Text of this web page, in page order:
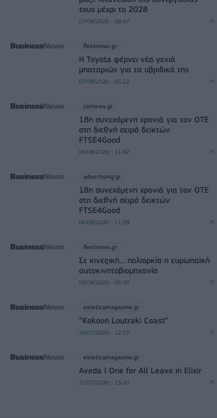
τους μέχρι το 2028
07/08/2026 - 08:47
fleetnews.gr
Η Toyota φέρνει νέα γενιά
μπαταριών για τα υβριδικά της
07/08/2026 - 05:22
csrnews.gr
18η συνεχόμενη χρονιά για τον ΟΤΕ
στη διεθνή σειρά δεικτών
FTSE4Good
06/08/2026 - 11:42
advertising.gr
18η συνεχόμενη χρονιά για τον ΟΤΕ
στη διεθνή σειρά δεικτών
FTSE4Good
06/08/2026 - 11:39
fleetnews.gr
Σε κινεζική… πολιορκία η ευρωπαϊκή
αυτοκινητοβιομηχανία
06/08/2026 - 05:00
esteticamagazine.gr
“Kokoon Loutraki Coast”
28/07/2026 - 12:07
esteticamagazine.gr
Aveda I One for All Leave in Elixir
22/07/2026 - 13:20